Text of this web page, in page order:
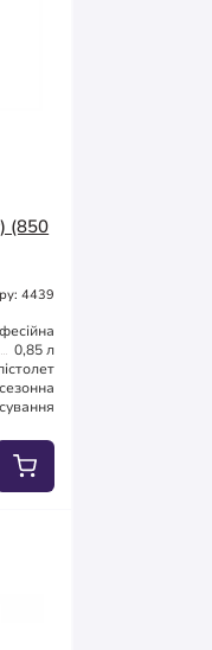
(850
4439
0,85 л